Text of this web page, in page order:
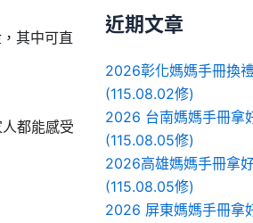
其中可直
都能感受
近期文章
2026彰化媽媽手冊換
(115.08.02修)
2026 台南媽媽手冊拿
(115.08.05修)
2026高雄媽媽手冊拿
(115.08.05修)
2026 屏東媽媽手冊拿